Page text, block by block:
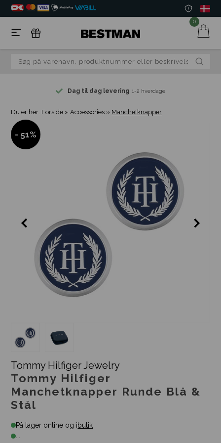
0
Dag til dag levering 1-2 hverdage
Du er her: Forside »Accessories » Manchetknapper
- 51%
Tommy Hilfiger Jewelry
Tommy Hilfiger
Manchetknapper Runde Blå &
Stål
På lager online og ibutik
...